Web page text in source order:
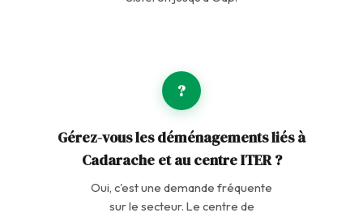
?
Gérez-vous les déménagements liés à
Cadarache et au centre ITER ?
Oui, c'est une demande fréquente
sur le secteur. Le centre de